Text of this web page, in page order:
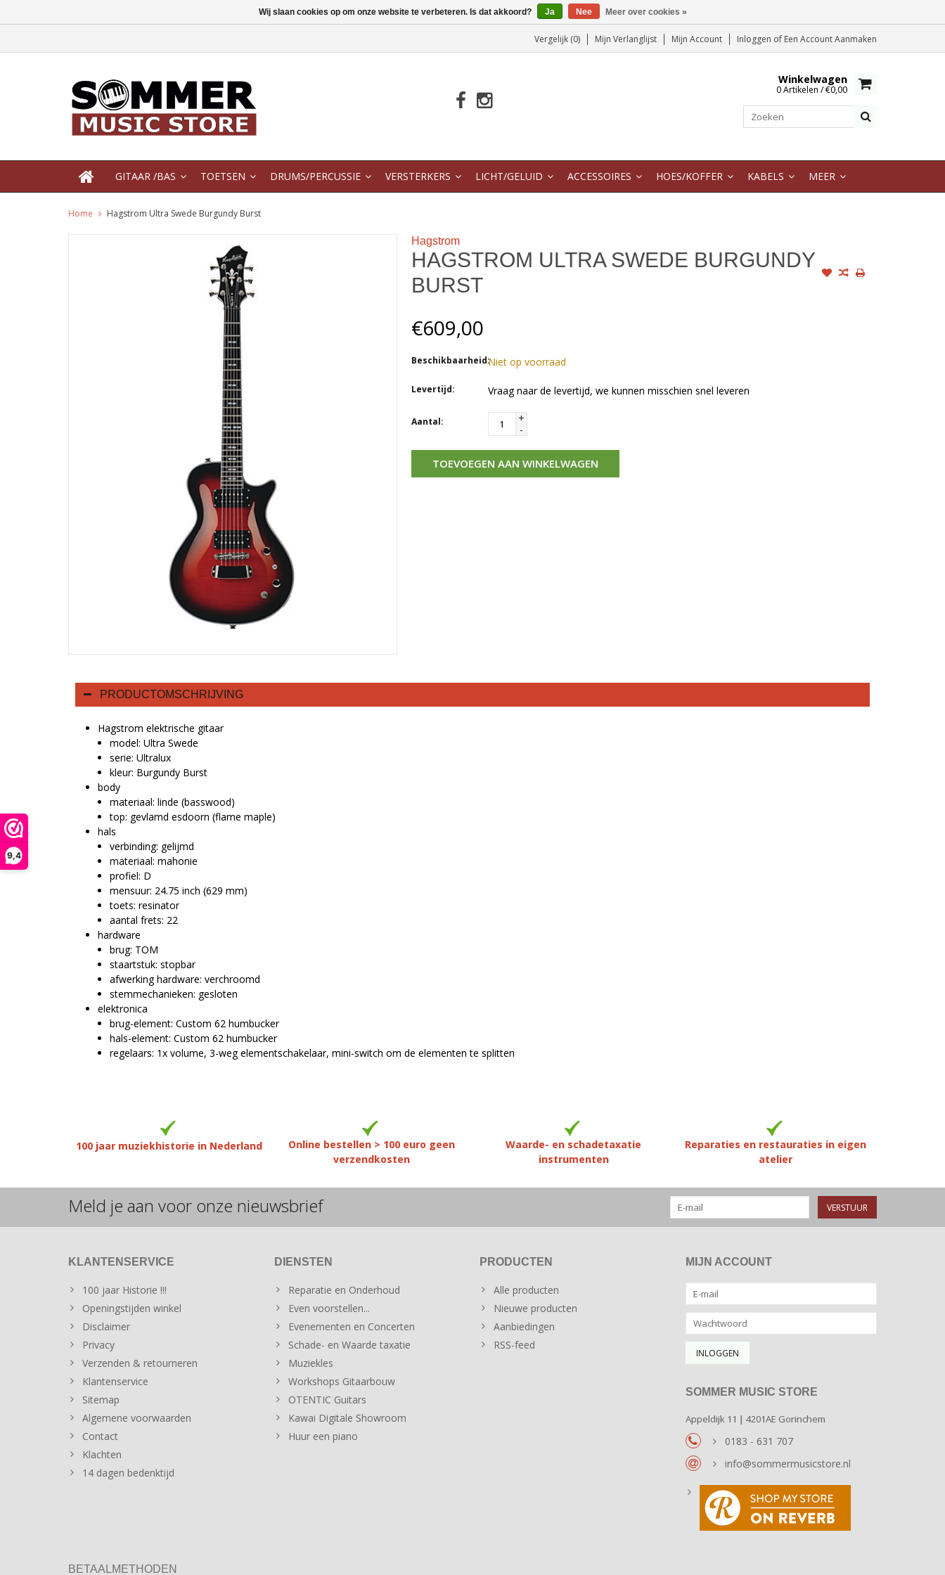
9,4
Vergelijk (0) Mijn Verlanglijst Mijn Account Inloggen of Een Account Aanmaken
Winkelwagen
0 Artikelen / €0,00
GITAAR /BAS TOETSEN DRUMS/PERCUSSIE VERSTERKERS LICHT/GELUID ACCESSOIRES HOES/KOFFER KABELS MEER
Home Hagstrom Ultra Swede Burgundy Burst
Hagstrom
HAGSTROM ULTRA SWEDE BURGUNDY
BURST
€609,00
Beschikbaarheid:Niet op voorraad
Levertijd: Vraag naar de levertijd, we kunnen misschien snel leveren
Aantal:
+
-
TOEVOEGEN AAN WINKELWAGEN
PRODUCTOMSCHRIJVING
Hagstrom elektrische gitaar
model: Ultra Swede
serie: Ultralux
kleur: Burgundy Burst
body
materiaal: linde (basswood)
top: gevlamd esdoorn (flame maple)
hals
verbinding: gelijmd
materiaal: mahonie
profiel: D
mensuur: 24.75 inch (629 mm)
toets: resinator
aantal frets: 22
hardware
brug: TOM
staartstuk: stopbar
afwerking hardware: verchroomd
stemmechanieken: gesloten
elektronica
brug-element: Custom 62 humbucker
hals-element: Custom 62 humbucker
regelaars: 1x volume, 3-weg elementschakelaar, mini-switch om de elementen te splitten
100 jaar muziekhistorie in Nederland
Online bestellen > 100 euro geen
verzendkosten
Waarde- en schadetaxatie
instrumenten
Reparaties en restauraties in eigen
atelier
Meld je aan voor onze nieuwsbrief VERSTUUR
KLANTENSERVICE
100 jaar Historie !!!
Openingstijden winkel
Disclaimer
Privacy
Verzenden & retourneren
Klantenservice
Sitemap
Algemene voorwaarden
Contact
Klachten
14 dagen bedenktijd
DIENSTEN
Reparatie en Onderhoud
Even voorstellen...
Evenementen en Concerten
Schade- en Waarde taxatie
Muziekles
Workshops Gitaarbouw
OTENTIC Guitars
Kawai Digitale Showroom
Huur een piano
PRODUCTEN
Alle producten
Nieuwe producten
Aanbiedingen
RSS-feed
MIJN ACCOUNT
SOMMER MUSIC STORE
Appeldijk 11 | 4201AE Gorinchem
0183 - 631 707
info@sommermusicstore.nl
BETAALMETHODEN
Wij slaan cookies op om onze website te verbeteren. Is dat akkoord? Ja Nee Meer over cookies »